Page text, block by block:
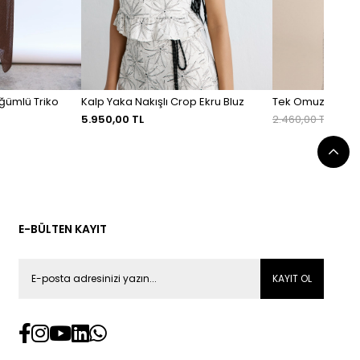
Triko
Kalp Yaka Nakışlı Crop Ekru Bluz
5.950,00 TL
Tek Omuz
2.460,00 TL
E-BÜLTEN KAYIT
KAYIT OL